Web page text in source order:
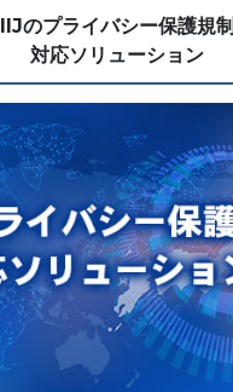
IIJのプライバシー保護規制
対応ソリューション